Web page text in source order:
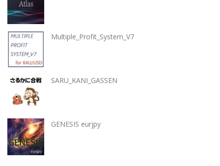
Multiple_Profit_System_V7
SARU_KANI_GASSEN
GENESIS eurjpy